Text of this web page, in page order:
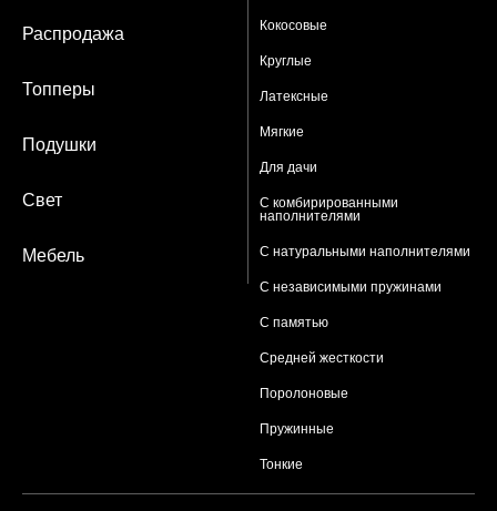
Кокосовые
Круглые
Латексные
Мягкие
Для дачи
С комбирированными
наполнителями
С натуральными наполнителями
С независимыми пружинами
С памятью
Средней жесткости
Поролоновые
Пружинные
Тонкие
Распродажа
Топперы
Подушки
Свет
Мебель